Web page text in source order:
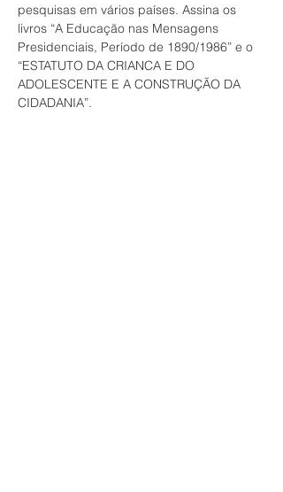
pesquisas em vários países. Assina os
livros “A Educação nas Mensagens
Presidenciais, Período de 1890/1986” e o
“ESTATUTO DA CRIANCA E DO
ADOLESCENTE E A CONSTRUÇÃO DA
CIDADANIA”.